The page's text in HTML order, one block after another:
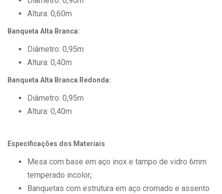
Altura: 0,60m
Banqueta Alta Branca:
Diâmetro: 0,95m
Altura: 0,40m
Banqueta Alta Branca Redonda:
Diâmetro: 0,95m
Altura: 0,40m
Especificações dos Materiais
Mesa com base em aço inox e tampo de vidro 6mm
temperado incolor;
Banquetas com estrutura em aço cromado e assento